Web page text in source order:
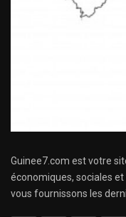
Guinee7.com est votre
économiques, sociales et
vous fournissons les